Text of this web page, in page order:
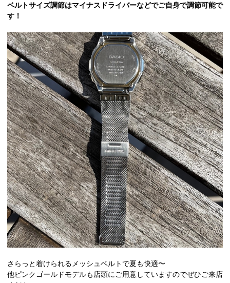
ベルトサイズ調節はマイナスドライバーなどでご自身で調節可能で
す！
さらっと着けられるメッシュベルトで夏も快適〜
他ピンクゴールドモデルも店頭にご用意していますのでぜひご来店